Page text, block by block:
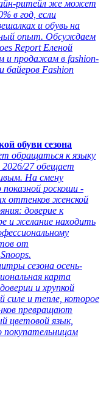
ритейл же может
в год, если
и обувь на
опыт. Обсуждаем
Report Еленой
и продажам в fashion-
байеров Fashion
обуви сезона
обращаться к языку
2026/27 обещает
На смену
роскоши -
оттенков женской
доверие к
и желание находить
от
сезона осень-
карта
и хрупкой
силе и тепле, которое
превращают
цветовой язык,